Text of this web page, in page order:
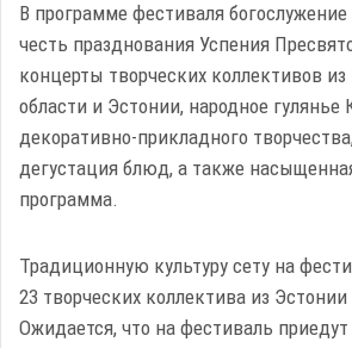
В программе фестиваля
честь празднования Успения
концерты творческих коллективов
области и Эстонии, народное
декоративно-прикладного
дегустация блюд, а также
программа.
Традиционную культуру сету на
23 творческих коллектива из
Ожидается, что на фестиваль приедут